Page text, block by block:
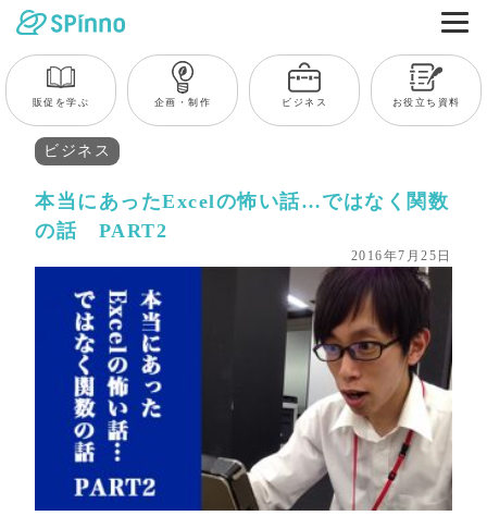
販促を学ぶ 企画・制作 ビジネス お役立ち資料
ビジネス
本当にあったExcelの怖い話…ではなく関数
の話 PART2
2016年7月25日